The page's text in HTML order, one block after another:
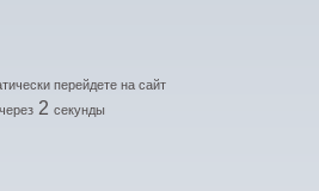
перейдете на сайт
через 2 секунды